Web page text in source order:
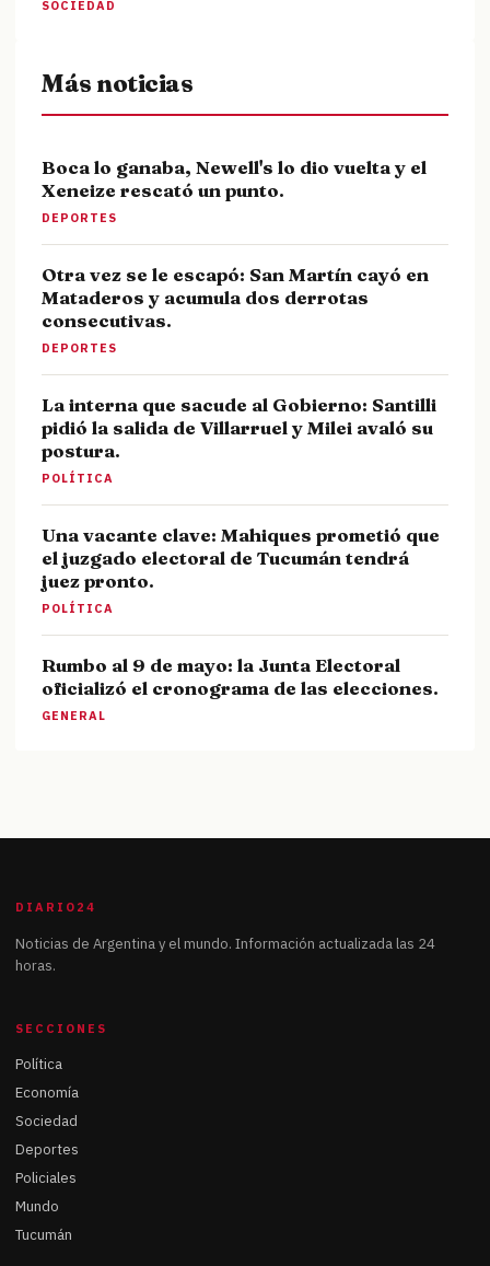
SOCIEDAD
Más noticias
Boca lo ganaba, Newell's lo dio vuelta y el
Xeneize rescató un punto.
DEPORTES
Otra vez se le escapó: San Martín cayó en
Mataderos y acumula dos derrotas
consecutivas.
DEPORTES
La interna que sacude al Gobierno: Santilli
pidió la salida de Villarruel y Milei avaló su
postura.
POLÍTICA
Una vacante clave: Mahiques prometió que
el juzgado electoral de Tucumán tendrá
juez pronto.
POLÍTICA
Rumbo al 9 de mayo: la Junta Electoral
oficializó el cronograma de las elecciones.
GENERAL
DIARIO24
Noticias de Argentina y el mundo. Información actualizada las 24
horas.
SECCIONES
Política
Economía
Sociedad
Deportes
Policiales
Mundo
Tucumán